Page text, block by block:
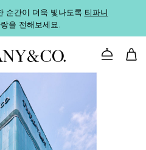
순간이 더욱 빛나도록 티파니
을 전해보세요.
문의하기